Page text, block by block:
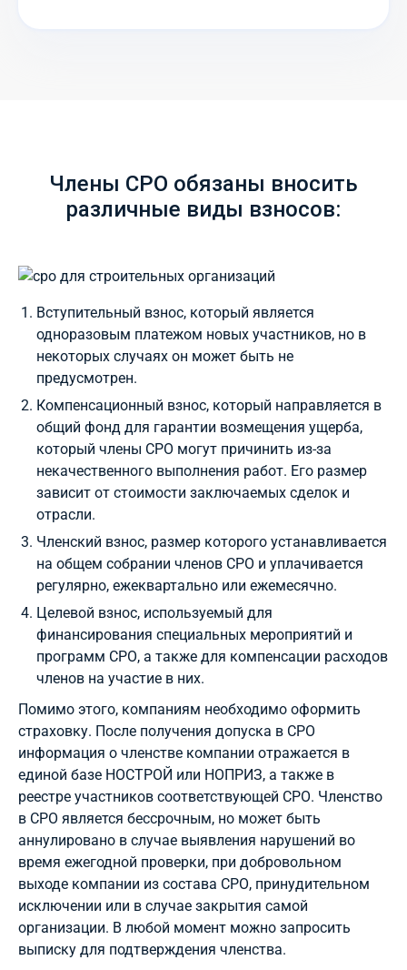
Члены СРО обязаны вносить
различные виды взносов:
Вступительный взнос, который является
одноразовым платежом новых участников, но в
некоторых случаях он может быть не
предусмотрен.
Компенсационный взнос, который направляется в
общий фонд для гарантии возмещения ущерба,
который члены СРО могут причинить из-за
некачественного выполнения работ. Его размер
зависит от стоимости заключаемых сделок и
отрасли.
Членский взнос, размер которого устанавливается
на общем собрании членов СРО и уплачивается
регулярно, ежеквартально или ежемесячно.
Целевой взнос, используемый для
финансирования специальных мероприятий и
программ СРО, а также для компенсации расходов
членов на участие в них.
Помимо этого, компаниям необходимо оформить
страховку. После получения допуска в СРО
информация о членстве компании отражается в
единой базе НОСТРОЙ или НОПРИЗ, а также в
реестре участников соответствующей СРО. Членство
в СРО является бессрочным, но может быть
аннулировано в случае выявления нарушений во
время ежегодной проверки, при добровольном
выходе компании из состава СРО, принудительном
исключении или в случае закрытия самой
организации. В любой момент можно запросить
выписку для подтверждения членства.